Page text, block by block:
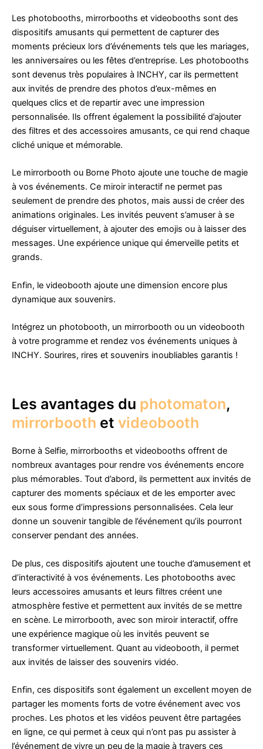
Les photobooths, mirrorbooths et videobooths sont des
dispositifs amusants qui permettent de capturer des
moments précieux lors d’événements tels que les mariages,
les anniversaires ou les fêtes d’entreprise. Les photobooths
sont devenus très populaires à INCHY, car ils permettent
aux invités de prendre des photos d’eux-mêmes en
quelques clics et de repartir avec une impression
personnalisée. Ils offrent également la possibilité d’ajouter
des filtres et des accessoires amusants, ce qui rend chaque
cliché unique et mémorable.
Le mirrorbooth ou Borne Photo ajoute une touche de magie
à vos événements. Ce miroir interactif ne permet pas
seulement de prendre des photos, mais aussi de créer des
animations originales. Les invités peuvent s’amuser à se
déguiser virtuellement, à ajouter des emojis ou à laisser des
messages. Une expérience unique qui émerveille petits et
grands.
Enfin, le videobooth ajoute une dimension encore plus
dynamique aux souvenirs.
Intégrez un photobooth, un mirrorbooth ou un videobooth
à votre programme et rendez vos événements uniques à
INCHY. Sourires, rires et souvenirs inoubliables garantis !
Les avantages du photomaton,
mirrorbooth et videobooth
Borne à Selfie, mirrorbooths et videobooths offrent de
nombreux avantages pour rendre vos événements encore
plus mémorables. Tout d’abord, ils permettent aux invités de
capturer des moments spéciaux et de les emporter avec
eux sous forme d’impressions personnalisées. Cela leur
donne un souvenir tangible de l’événement qu’ils pourront
conserver pendant des années.
De plus, ces dispositifs ajoutent une touche d’amusement et
d’interactivité à vos événements. Les photobooths avec
leurs accessoires amusants et leurs filtres créent une
atmosphère festive et permettent aux invités de se mettre
en scène. Le mirrorbooth, avec son miroir interactif, offre
une expérience magique où les invités peuvent se
transformer virtuellement. Quant au videobooth, il permet
aux invités de laisser des souvenirs vidéo.
Enfin, ces dispositifs sont également un excellent moyen de
partager les moments forts de votre événement avec vos
proches. Les photos et les vidéos peuvent être partagées
en ligne, ce qui permet à ceux qui n’ont pas pu assister à
l’événement de vivre un peu de la magie à travers ces